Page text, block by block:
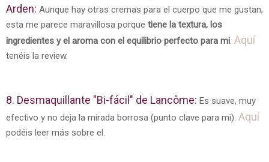
Arden: Aunque hay otras cremas para el cuerpo que me gustan,
esta me parece maravillosa porque tiene la textura, los
ingredientes y el aroma con el equilibrio perfecto para mi. Aquí
tenéis la review.
8. Desmaquillante "Bi-fácil" de Lancôme: Es suave, muy
efectivo y no deja la mirada borrosa (punto clave para mi). Aquí
podéis leer más sobre el.